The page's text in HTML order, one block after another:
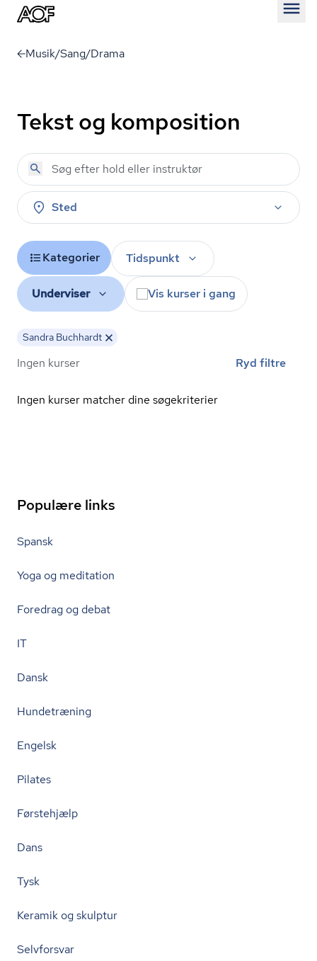
Musik/Sang/Drama
Tekst og komposition
Sted
Kategorier Tidspunkt
Underviser Vis kurser i gang
Sandra Buchhardt
Ingen kurser Ryd filtre
Ingen kurser matcher dine søgekriterier
Populære links
Spansk
Yoga og meditation
Foredrag og debat
IT
Dansk
Hundetræning
Engelsk
Pilates
Førstehjælp
Dans
Tysk
Keramik og skulptur
Selvforsvar